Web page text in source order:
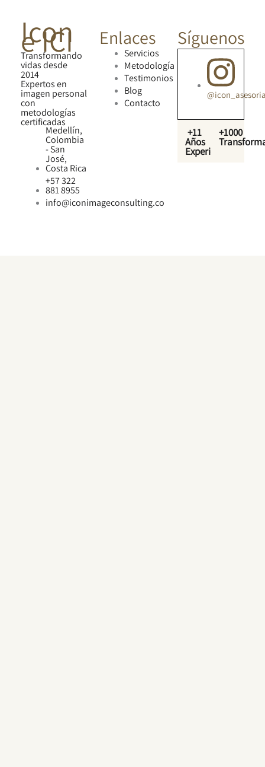
Icon
e ICI
Transformando
vidas desde
2014
Expertos en
imagen personal
con
metodologías
certificadas
Medellín,
Colombia
- San
José,
Costa Rica
+57 322
881 8955
info@iconimageconsulting.co
Enlaces
Servicios
Metodología
Testimonios
Blog
Contacto
Síguenos
+11
Años
Experiencia
+1000